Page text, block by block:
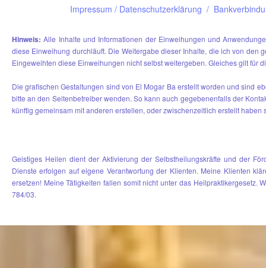
Hinweis: Alle Inhalte und Informationen der Einweihungen und
diese Einweihung durchläuft. Die Weitergabe dieser Inhalte, die ich von den
Eingeweihten diese Einweihungen nicht selbst weitergeben. Gleiches gilt für
Die grafischen Gestaltungen sind von El Mogar Ba erstellt worden und sind
bitte an den Seitenbetreiber wenden. So kann auch gegebenenfalls der
künftig gemeinsam mit anderen erstellen, oder zwischenzeitlich erstellt haben
Geistiges Heilen dient der Aktivierung der Selbstheilungskräfte und der
Dienste erfolgen auf eigene Verantwortung der Klienten. Meine Klienten
ersetzen! Meine Tätigkeiten fallen somit nicht unter das Heilpraktikergesetz.
784/03.
Impressum / Datenschutzerklärung /